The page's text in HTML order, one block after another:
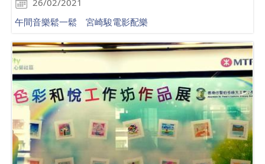
午間音樂鬆一鬆 宮崎駿電影配樂